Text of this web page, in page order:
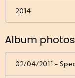
2014
Album photos
02/04/2011 -